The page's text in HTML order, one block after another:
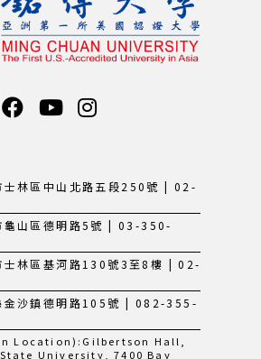
士林區中山北路五段250號 | 02-
龜山區德明路5號 | 03-350-
士林區基河路130號3至8樓 | 02-
金沙鎮德明路105號 | 082-355-
Location):Gilbertson Hall,
University, 7400 Bay